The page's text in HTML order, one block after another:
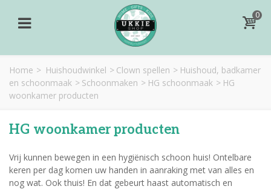
0
Home > Huishoudwinkel > Clown spellen > Huishoud, badkamer
en schoonmaak > Schoonmaken > HG schoonmaak > HG
woonkamer producten
HG woonkamer producten
Vrij kunnen bewegen in een hygiënisch schoon huis! Ontelbare
keren per dag komen uw handen in aanraking met van alles en
nog wat. Ook thuis! En dat gebeurt haast automatisch en